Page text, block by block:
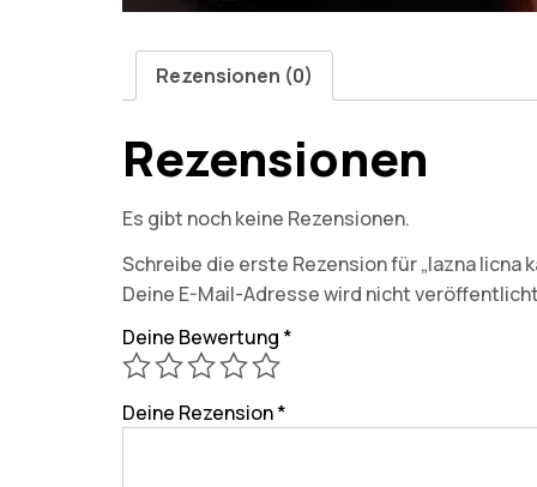
Rezensionen (0)
Rezensionen
Es gibt noch keine Rezensionen.
Schreibe die erste Rezension für „lazna licna
Deine E-Mail-Adresse wird nicht
Deine Bewertung *
Deine Rezension*